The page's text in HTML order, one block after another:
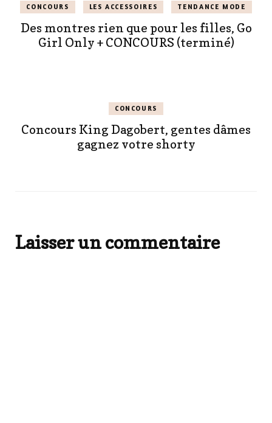
CONCOURS LES ACCESSOIRES TENDANCE MODE
Des montres rien que pour les filles, Go
Girl Only + CONCOURS (terminé)
CONCOURS
Concours King Dagobert, gentes dâmes
gagnez votre shorty
Laisser un commentaire